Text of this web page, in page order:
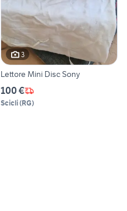
3
Lettore Mini Disc Sony
100 €
Scicli(RG)